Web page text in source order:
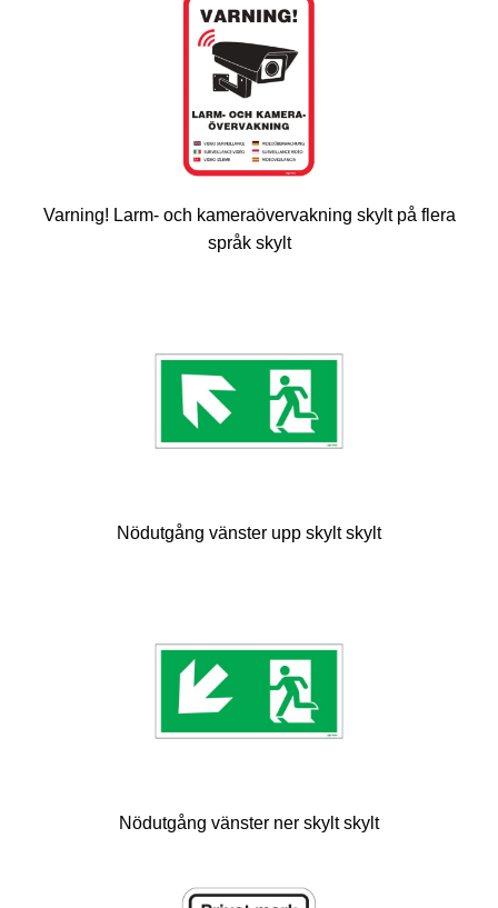
Varning! Larm- och kameraövervakning skylt på flera
språk skylt
Nödutgång vänster upp skylt skylt
Nödutgång vänster ner skylt skylt